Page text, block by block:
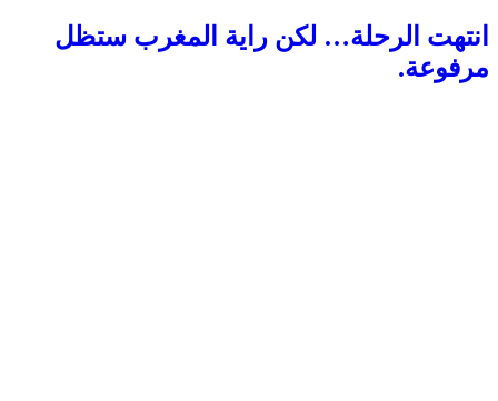
انتهت الرحلة… لكن راية المغرب ستظل
مرفوعة.